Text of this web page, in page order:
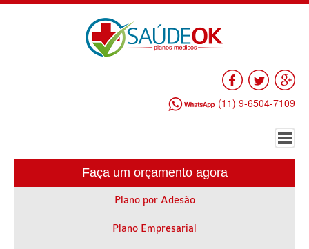
Facebook
Twitter
(11) 9-6504-7109
PLANO DE SAÚDE EMPRESARIAL
ALLIANZ PLANO DE SAÚDE EMPRESARIAL
Faça um orçamento agora
Plano por Adesão
Plano Empresarial